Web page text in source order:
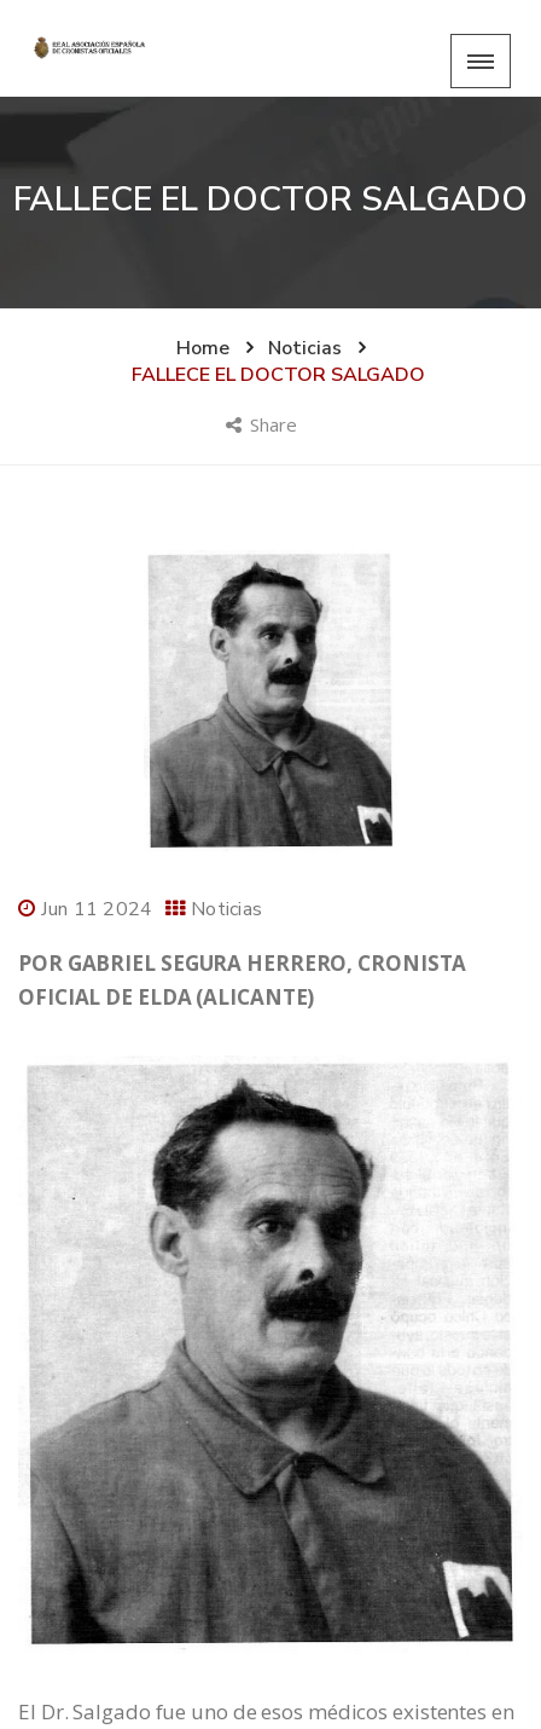
FALLECE EL DOCTOR SALGADO
Home
Noticias
FALLECE EL DOCTOR SALGADO
Share
Jun 11 2024 Noticias
POR GABRIEL SEGURA HERRERO, CRONISTA
OFICIAL DE ELDA (ALICANTE)
El Dr. Salgado fue uno de esos médicos existentes en